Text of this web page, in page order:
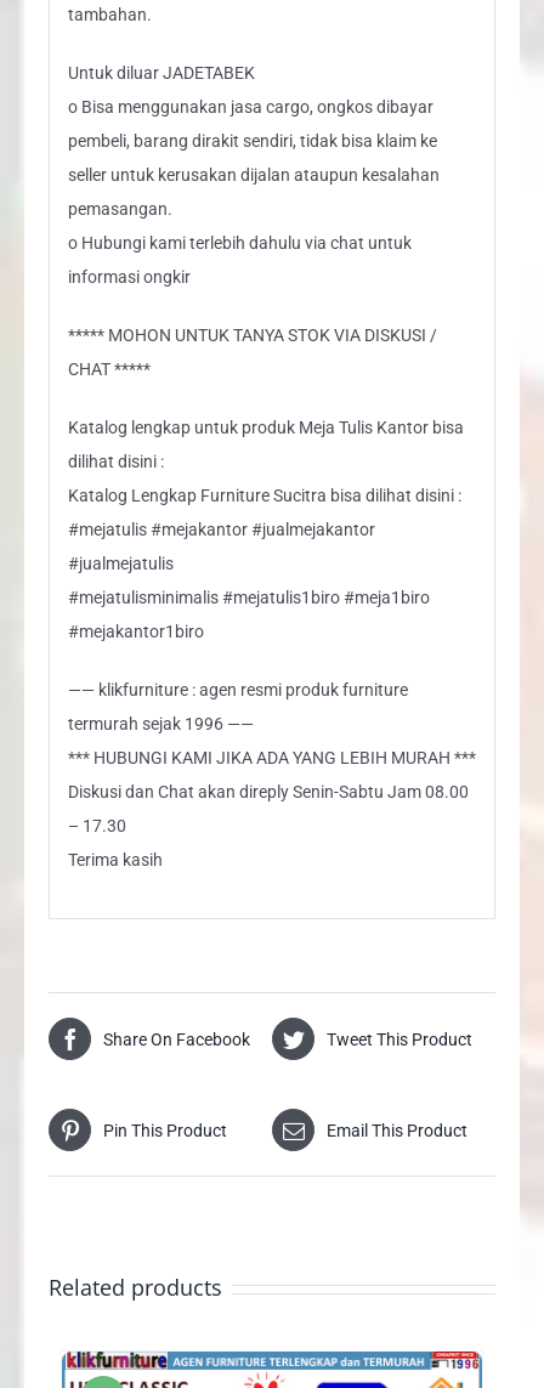
tambahan.
Untuk diluar JADETABEK
o Bisa menggunakan jasa cargo, ongkos dibayar
pembeli, barang dirakit sendiri, tidak bisa klaim ke
seller untuk kerusakan dijalan ataupun kesalahan
pemasangan.
o Hubungi kami terlebih dahulu via chat untuk
informasi ongkir
***** MOHON UNTUK TANYA STOK VIA DISKUSI /
CHAT *****
Katalog lengkap untuk produk Meja Tulis Kantor bisa
dilihat disini :
Katalog Lengkap Furniture Sucitra bisa dilihat disini :
#mejatulis #mejakantor #jualmejakantor
#jualmejatulis
#mejatulisminimalis #mejatulis1biro #meja1biro
#mejakantor1biro
—— klikfurniture : agen resmi produk furniture
termurah sejak 1996 ——
*** HUBUNGI KAMI JIKA ADA YANG LEBIH MURAH ***
Diskusi dan Chat akan direply Senin-Sabtu Jam 08.00
– 17.30
Terima kasih
Share On Facebook Tweet This Product
Pin This Product Email This Product
Related products